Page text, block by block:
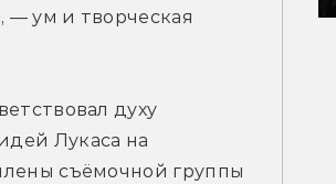
ум и творческая
духу
Лукаса на
съёмочной группы